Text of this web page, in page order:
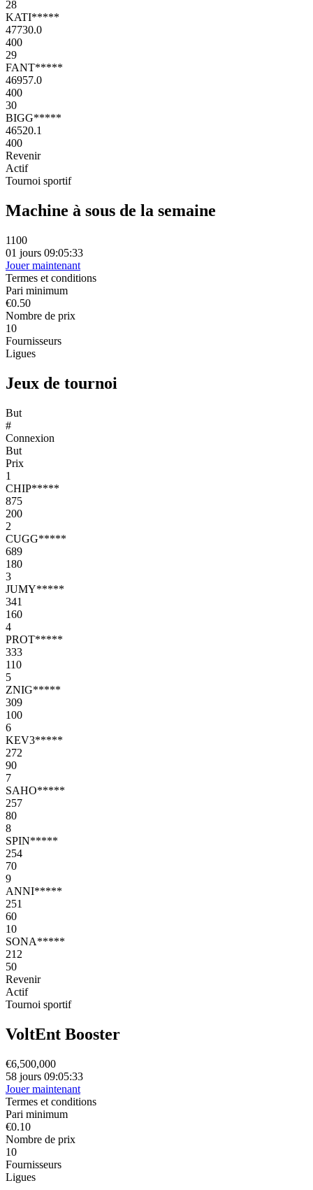
28
KATI*****
47730.0
400
29
FANT*****
46957.0
400
30
BIGG*****
46520.1
400
Revenir
Actif
Tournoi sportif
Machine à sous de la semaine
1100
01 jours 09:05:33
Jouer maintenant
Termes et conditions
Pari minimum
€0.50
Nombre de prix
10
Fournisseurs
Ligues
Jeux de tournoi
But
#
Connexion
But
Prix
1
CHIP*****
875
200
2
CUGG*****
689
180
3
JUMY*****
341
160
4
PROT*****
333
110
5
ZNIG*****
309
100
6
KEV3*****
272
90
7
SAHO*****
257
80
8
SPIN*****
254
70
9
ANNI*****
251
60
10
SONA*****
212
50
Revenir
Actif
Tournoi sportif
VoltEnt Booster
€6,500,000
58 jours 09:05:33
Jouer maintenant
Termes et conditions
Pari minimum
€0.10
Nombre de prix
10
Fournisseurs
Ligues